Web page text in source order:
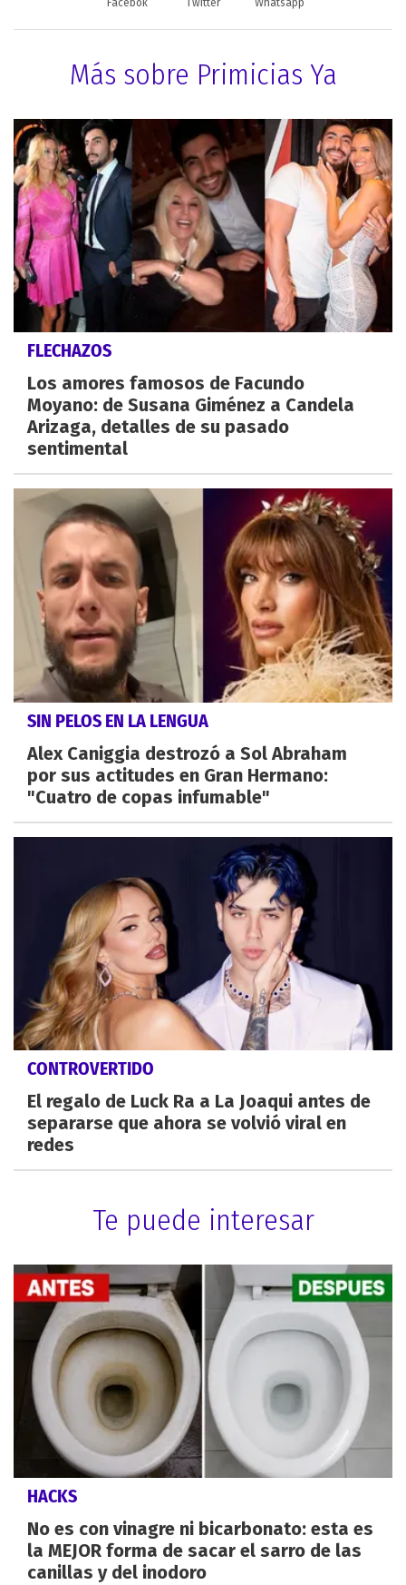
Facebok Twitter Whatsapp
Más sobre Primicias Ya
FLECHAZOS
Los amores famosos de Facundo
Moyano: de Susana Giménez a Candela
Arizaga, detalles de su pasado
sentimental
SIN PELOS EN LA LENGUA
Alex Caniggia destrozó a Sol Abraham
por sus actitudes en Gran Hermano:
"Cuatro de copas infumable"
CONTROVERTIDO
El regalo de Luck Ra a La Joaqui antes de
separarse que ahora se volvió viral en
redes
Te puede interesar
HACKS
No es con vinagre ni bicarbonato: esta es
la MEJOR forma de sacar el sarro de las
canillas y del inodoro